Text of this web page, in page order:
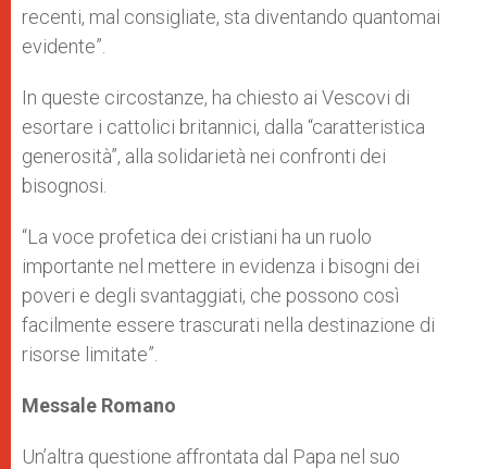
recenti, mal consigliate, sta diventando quantomai
evidente”.
In queste circostanze, ha chiesto ai Vescovi di
esortare i cattolici britannici, dalla “caratteristica
generosità”, alla solidarietà nei confronti dei
bisognosi.
“La voce profetica dei cristiani ha un ruolo
importante nel mettere in evidenza i bisogni dei
poveri e degli svantaggiati, che possono così
facilmente essere trascurati nella destinazione di
risorse limitate”.
Messale Romano
Un’altra questione affrontata dal Papa nel suo